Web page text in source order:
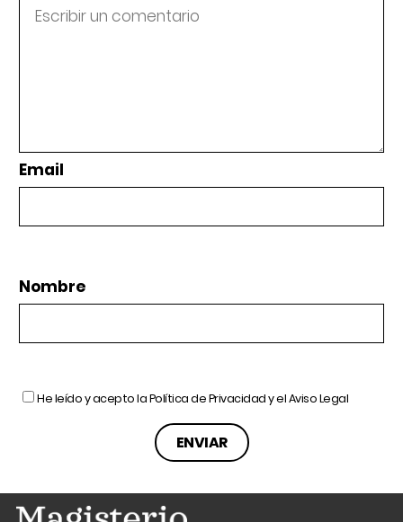
Email
Nombre
He leído y acepto laPolítica de Privacidady elAviso Legal